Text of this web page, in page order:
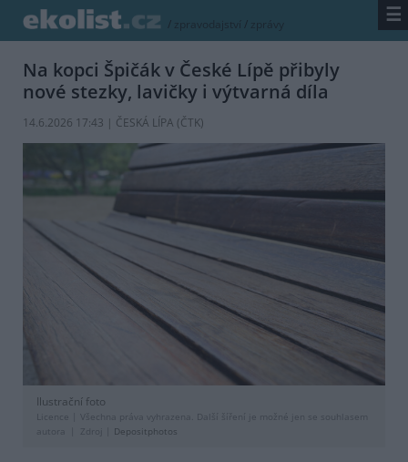
/ zpravodajství / zprávy ☰
Na kopci Špičák v České Lípě přibyly
nové stezky, lavičky i výtvarná díla
14.6.2026 17:43 | ČESKÁ LÍPA (ČTK)
Ilustrační foto
Licence |
Všechna práva vyhrazena. Další šíření je možné jen se souhlasem
autora
Zdroj | Depositphotos